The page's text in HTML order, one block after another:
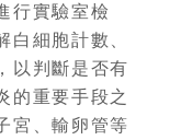
行實驗室檢
白細胞計數、
以判斷是否有
的重要手段之
宮、輸卵管等